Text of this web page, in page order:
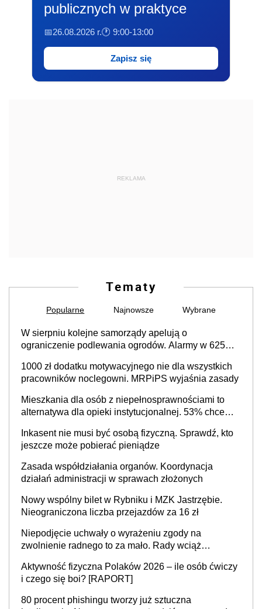
publicznych w praktyce
📅26.08.2026 r.🕐 9:00-13:00
Zapisz się
REKLAMA
Tematy
Popularne Najnowsze Wybrane
W sierpniu kolejne samorządy apelują o
ograniczenie podlewania ogrodów. Alarmy w 625
cały kraj
1000 zł dodatku motywacyjnego nie dla wszystkich
pracowników noclegowni. MRPiPS wyjaśnia zasady
Mieszkania dla osób z niepełnosprawnościami to
alternatywa dla opieki instytucjonalnej. 53% chce
Inkasent nie musi być osobą fizyczną. Sprawdź, kto
jeszcze może pobierać pieniądze
Zasada współdziałania organów. Koordynacja
działań administracji w sprawach złożonych
Nowy wspólny bilet w Rybniku i MZK Jastrzębie.
Nieograniczona liczba przejazdów za 16 zł
Niepodjęcie uchwały o wyrażeniu zgody na
zwolnienie radnego to za mało. Rady wciąż
sprawy
Aktywność fizyczna Polaków 2026 – ile osób ćwiczy
i czego się boi? [RAPORT]
80 procent phishingu tworzy już sztuczna